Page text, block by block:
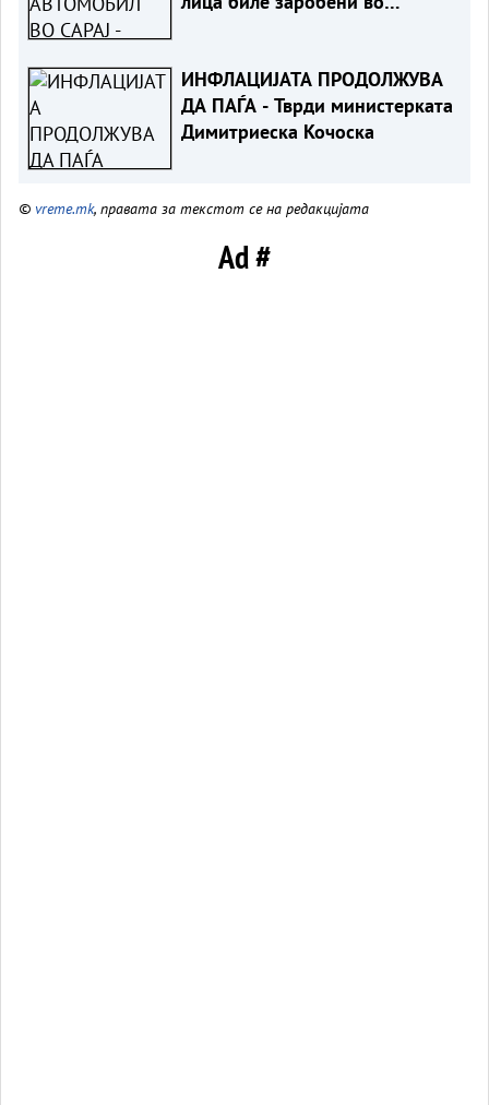
ИНФЛАЦИЈАТА ПРОДОЛЖУВА
ДА ПАЃА - Тврди министерката
Димитриеска Кочоска
© vreme.mk, правата за текстот се на редакцијата
Ad #